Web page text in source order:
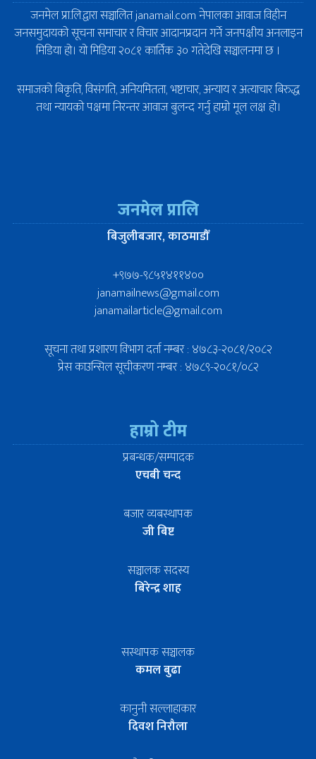
जनमेल प्रा.लि.द्वारा सञ्चालित janamail.com नेपालका आवाज विहीन
जनसमुदायको सूचना समाचार र विचार आदानप्रदान गर्ने जनपक्षीय अनलाइन
मिडिया हो। यो मिडिया २०८१ कार्तिक ३० गतेदेखि सञ्चालनमा छ ।
समाजको बिकृति, विसंगति, अनियमितता, भष्टाचार, अन्याय र अत्याचार बिरुद्ध
तथा न्यायको पक्षमा निरन्तर आवाज बुलन्द गर्नु हाम्रो मूल लक्ष हो।
जनमेल प्रालि
बिजुलीबजार, काठमाडौँ
+९७७-९८५१४११४००
janamailnews@gmail.com
janamailarticle@gmail.com
सूचना तथा प्रशारण विभाग दर्ता नम्बर : ४७८३-२०८१/२०८२
प्रेस काउन्सिल सूचीकरण नम्बर : ४७८९-२०८१/०८२
हाम्रो टीम
प्रबन्धक/सम्पादक
एचबी चन्द
बजार व्यबस्थापक
जी बिष्ट
सञ्चालक सदस्य
बिरेन्द्र शाह
सस्थापक सञ्चालक
कमल बुढा
कानुनी सल्लाहाकार
दिवश निरौला